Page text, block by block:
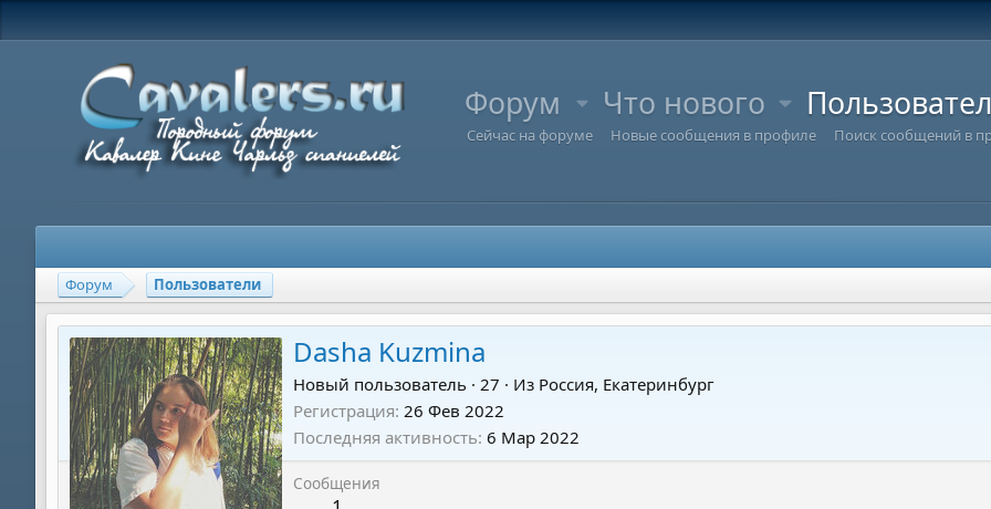
Форум Что нового
Сейчас на форуме Новые сообщения в профиле Поиск сообщений в
Форум Пользователи
Dasha Kuzmina
Новый пользователь · 27 · Из Россия, Екатеринбург
Регистрация 26 Фев 2022
Последняя активность 6 Мар 2022
Сообщения